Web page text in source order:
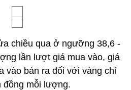
chiều qua ở ngưỡng 38,6 -
lần lượt giá mua vào, giá
vào bán ra đối với vàng chỉ
đồng mỗi lượng.